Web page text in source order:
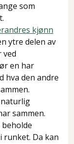
som
kjønn
ytre delen av
ved
en har
hva den andre
sammen.
runket. Da kan